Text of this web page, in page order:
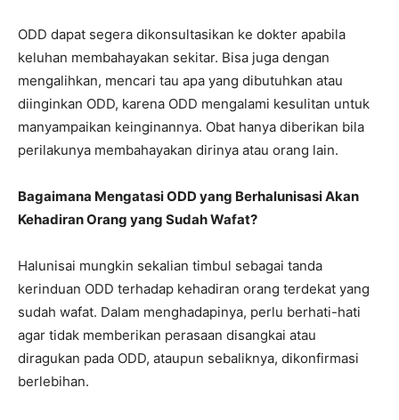
ODD dapat segera dikonsultasikan ke dokter apabila
keluhan membahayakan sekitar. Bisa juga dengan
mengalihkan, mencari tau apa yang dibutuhkan atau
diinginkan ODD, karena ODD mengalami kesulitan untuk
manyampaikan keinginannya. Obat hanya diberikan bila
perilakunya membahayakan dirinya atau orang lain.
Bagaimana Mengatasi ODD yang Berhalunisasi Akan
Kehadiran Orang yang Sudah Wafat?
Halunisai mungkin sekalian timbul sebagai tanda
kerinduan ODD terhadap kehadiran orang terdekat yang
sudah wafat. Dalam menghadapinya, perlu berhati-hati
agar tidak memberikan perasaan disangkai atau
diragukan pada ODD, ataupun sebaliknya, dikonfirmasi
berlebihan.